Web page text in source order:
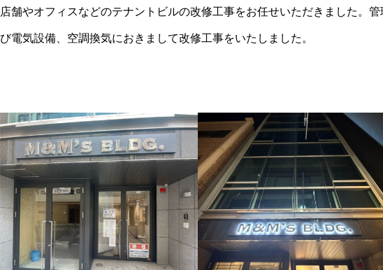
店舗やオフィスなどのテナントビルの改修工事をお任せいただきました。
び電気設備、空調換気におきまして改修工事をいたしました。